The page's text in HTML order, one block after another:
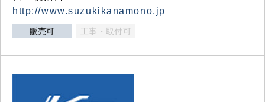
http://www.suzukikanamono.jp
販売可 工事・取付可